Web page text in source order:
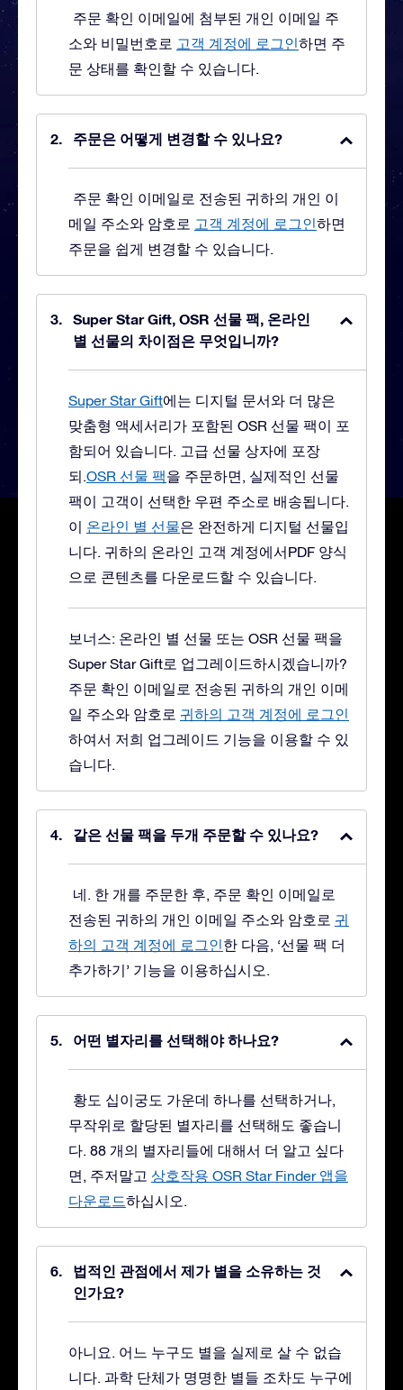
주문 확인 이메일에 첨부된 개인 이메일 주
소와 비밀번호로 고객 계정에 로그인하면 주
문 상태를 확인할 수 있습니다.
주문은 어떻게 변경할 수 있나요?
주문 확인 이메일로 전송된 귀하의 개인 이
메일 주소와 암호로 고객 계정에 로그인하면
주문을 쉽게 변경할 수 있습니다.
Super Star Gift, OSR 선물 팩, 온라인
별 선물의 차이점은 무엇입니까?
Super Star Gift에는 디지털 문서와 더 많은
맞춤형 액세서리가 포함된 OSR 선물 팩이 포
함되어 있습니다. 고급 선물 상자에 포장
되.OSR 선물 팩을 주문하면, 실제적인 선물
팩이 고객이 선택한 우편 주소로 배송됩니다.
이 온라인 별 선물은 완전하게 디지털 선물입
니다. 귀하의 온라인 고객 계정에서PDF 양식
으로 콘텐츠를 다운로드할 수 있습니다.
보너스: 온라인 별 선물 또는 OSR 선물 팩을
Super Star Gift로 업그레이드하시겠습니까?
주문 확인 이메일로 전송된 귀하의 개인 이메
일 주소와 암호로 귀하의 고객 계정에 로그인
하여서 저희 업그레이드 기능을 이용할 수 있
습니다.
같은 선물 팩을 두개 주문할 수 있나요?
네. 한 개를 주문한 후, 주문 확인 이메일로
전송된 귀하의 개인 이메일 주소와 암호로 귀
하의 고객 계정에 로그인한 다음, ‘선물 팩 더
추가하기’ 기능을 이용하십시오.
어떤 별자리를 선택해야 하나요?
황도 십이궁도 가운데 하나를 선택하거나,
무작위로 할당된 별자리를 선택해도 좋습니
다. 88 개의 별자리들에 대해서 더 알고 싶다
면, 주저말고 상호작용 OSR Star Finder 앱을
다운로드하십시오.
법적인 관점에서 제가 별을 소유하는 것
인가요?
아니요. 어느 누구도 별을 실제로 살 수 없습
니다. 과학 단체가 명명한 별들 조차도 누구에